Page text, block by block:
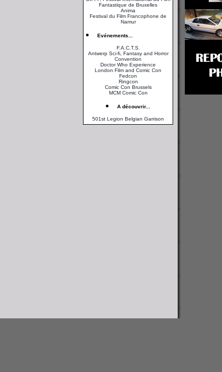
Fantastique de Bruxelles
Anima
Festival du Film Francophone de
Namur
Evénements...
F.A.C.T.S.
Antwerp Sci-fi, Fantasy and Horror
Convention
Doctor Who Experience
London Film and Comic Con
Fedcon
Ringcon
Comic Con Brussels
MCM Comic Con
A découvrir...
501st Legion Belgian Garrison